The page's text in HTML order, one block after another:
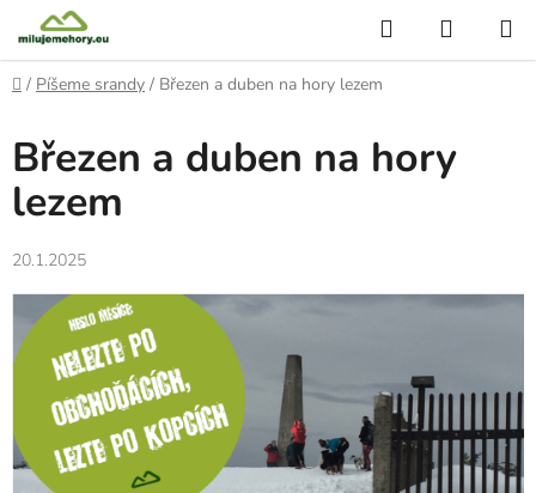
na
obsah
Hledat
KOŠÍK
Domů
/ Píšeme srandy / Březen a duben na hory lezem
Březen a duben na hory
lezem
20.1.2025